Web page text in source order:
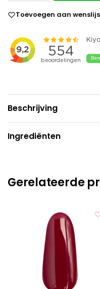
Toevoegen aan
Beschrijving
Ingrediënten
Gerelateerde